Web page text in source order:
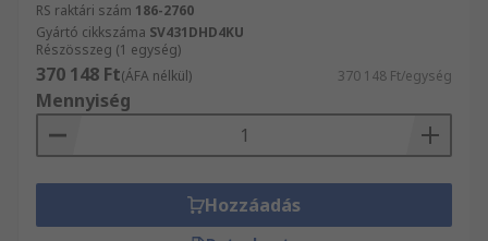
RS raktári szám 186-2760
Gyártó cikkszáma SV431DHD4KU
Részösszeg (1 egység)
370 148 Ft(ÁFA nélkül) 370 148 Ft/egység
Mennyiség
Hozzáadás